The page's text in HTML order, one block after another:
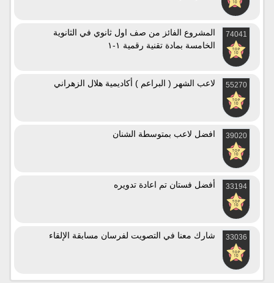
74041
المشروع الفائز من صف اول ثانوي في الثانوية
الخامسة بمادة تقنية رقمية ١-١
55270 لاعب الشهر ( البراعم ) أكاديمية هلال الزهراني
39020 افضل لاعب بمتوسطة الشنان
33194 أفضل فستان تم اعادة تدويره
33036 شارك معنا في التصويت لفرسان مسابقة الإلقاء